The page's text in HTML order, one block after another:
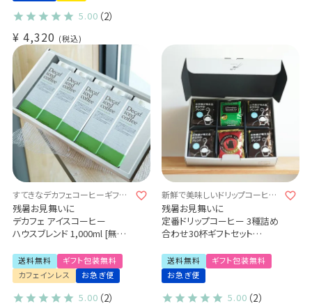
5.00 （2）
¥ 4,320 税込
すてきなデカフェコーヒーギフト
♪
残暑お見舞いに
デカフェ アイスコーヒー
ハウスブレンド 1,000ml [無糖]
すてきなデカフェギフトセット
カフェインレスコーヒー
送料無料
ギフト包装無料
カフェインレス
お急ぎ便
5.00 （2）
新鮮で美味しいドリップコーヒー
３種
残暑お見舞いに
定番ドリップコーヒー 3種詰め
合わせ30杯ギフトセット
ド20袋
ほろにがブレンド5袋
キリマンジャロ5袋
送料無料
ギフト包装無料
お急ぎ便
5.00 （2）